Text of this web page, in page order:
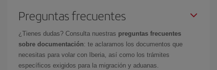
Preguntas frecuentes
¿Tienes dudas? Consulta nuestras preguntas frecuentes
sobre documentación: te aclaramos los documentos que
necesitas para volar con Iberia, así como los trámites
específicos exigidos para la migración y aduanas.